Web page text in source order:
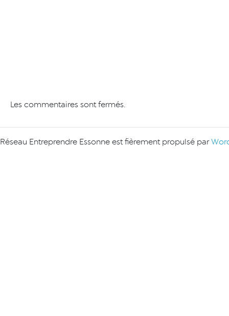
Les commentaires sont fermés.
Réseau Entreprendre Essonne est fièrement propulsé par